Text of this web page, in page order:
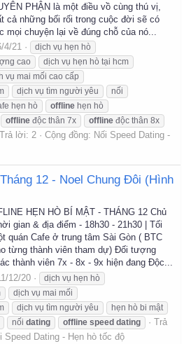
PHẬN là một điều vồ cùng thú vị,
cả những bối rối trong cuộc đời sẽ có
chuyện lại về đúng chỗ của nó...
4/21
dịch vụ hẹn hò
cao
dịch vụ hẹn hò tại hcm
vụ mai mối cao cấp
dịch vụ tìm người yêu
nối
hẹn hò offline hẹn hò
offline độc thân 7x offline độc thân 8x
Trả lời: 2 Cộng đồng: Nối Speed Dating -
12 - Noel Chung Đôi (Hình
HẸN HÒ BÍ MẬT - THÁNG 12 Chủ
gian & địa điểm - 18h30 - 21h30 | Tối
quán Cafe ở trung tâm Sài Gòn ( BTC
từng thành viên tham dự) Đối tượng
thành viên 7x - 8x - 9x hiện đang Độc...
12/20
dịch vụ hẹn hò
dịch vụ mai mối
dịch vụ tìm người yêu
hẹn hò bi mật
nối dating offline speed dating
Trả
Speed Dating - Hẹn hò tốc độ